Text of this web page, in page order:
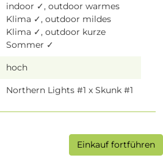
indoor ✓, outdoor warmes
Klima ✓, outdoor mildes
Klima ✓, outdoor kurze
Sommer ✓
hoch
Northern Lights #1 x Skunk #1
Einkauf fortführen